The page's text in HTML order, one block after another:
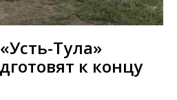
Тула»
к концу